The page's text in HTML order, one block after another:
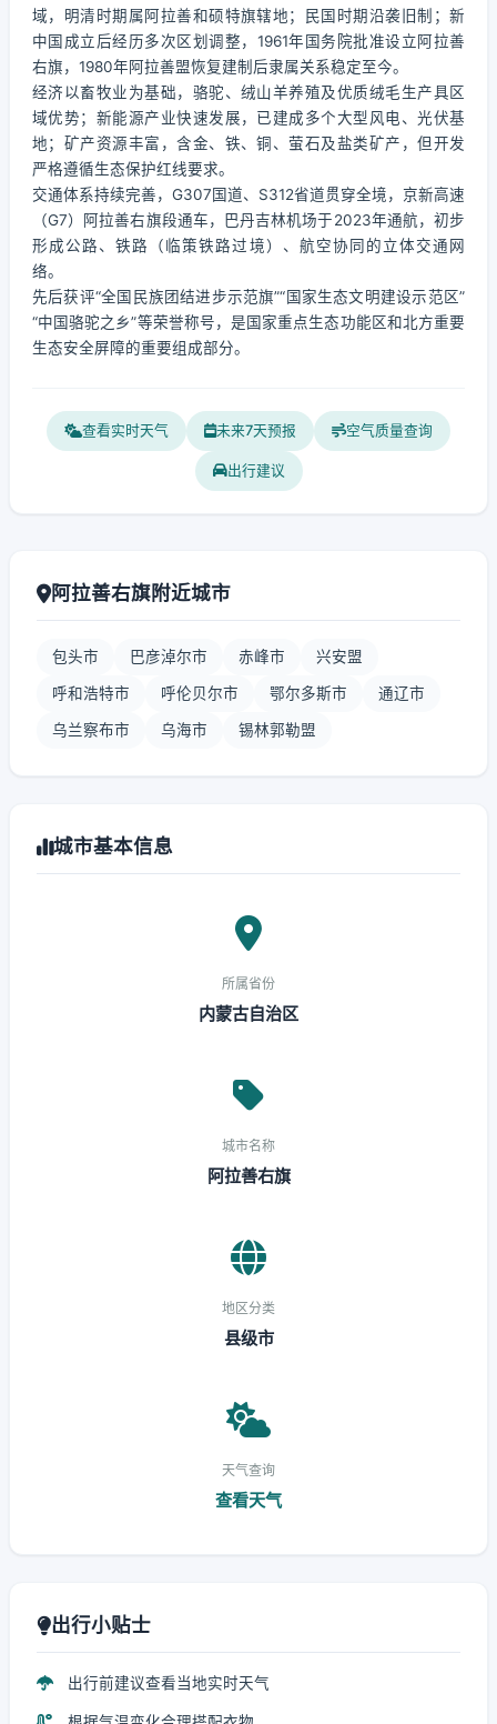
域，明清时期属阿拉善和硕特旗辖地；民国时期沿袭旧制；新
中国成立后经历多次区划调整，1961年国务院批准设立阿拉善
右旗，1980年阿拉善盟恢复建制后隶属关系稳定至今。
经济以畜牧业为基础，骆驼、绒山羊养殖及优质绒毛生产具区
域优势；新能源产业快速发展，已建成多个大型风电、光伏基
地；矿产资源丰富，含金、铁、铜、萤石及盐类矿产，但开发
严格遵循生态保护红线要求。
交通体系持续完善，G307国道、S312省道贯穿全境，京新高速
（G7）阿拉善右旗段通车，巴丹吉林机场于2023年通航，初步
形成公路、铁路（临策铁路过境）、航空协同的立体交通网
络。
先后获评“全国民族团结进步示范旗”“国家生态文明建设示范区”
“中国骆驼之乡”等荣誉称号，是国家重点生态功能区和北方重要
生态安全屏障的重要组成部分。
查看实时天气 未来7天预报 空气质量查询
出行建议
阿拉善右旗附近城市
包头市 巴彦淖尔市 赤峰市 兴安盟
呼和浩特市 呼伦贝尔市 鄂尔多斯市 通辽市
乌兰察布市 乌海市 锡林郭勒盟
城市基本信息
所属省份
内蒙古自治区
城市名称
阿拉善右旗
地区分类
县级市
天气查询
查看天气
出行小贴士
出行前建议查看当地实时天气